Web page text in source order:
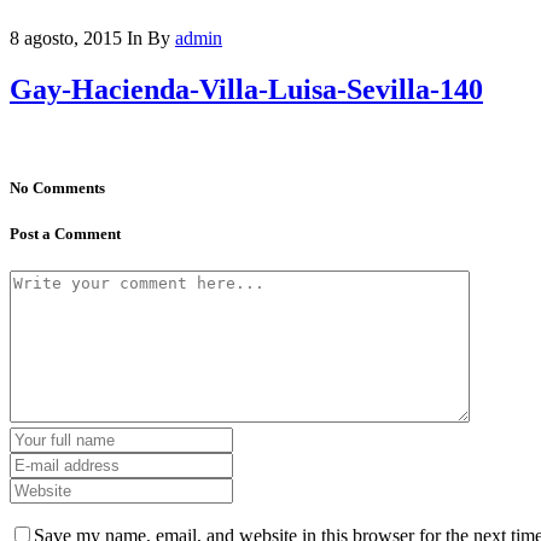
8 agosto, 2015 In By admin
Gay-Hacienda-Villa-Luisa-Sevilla-140
No Comments
Post a Comment
Save my name, email, and website in this browser for the next